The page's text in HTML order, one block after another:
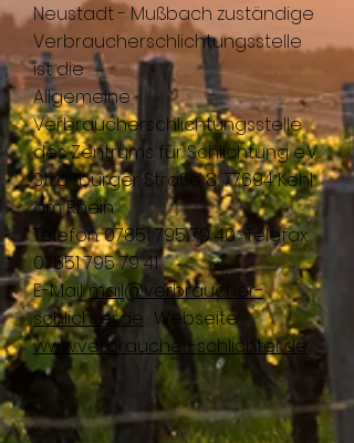
Neustadt - Mußbach zuständige
Verbraucherschlichtungsstelle
ist die
Allgemeine
Verbraucherschlichtungsstelle
des Zentrums für Schlichtung e.V.
​Straßburger Straße 8, 77694 Kehl
am Rhein
Telefon:07851 795 79 40· Telefax:
07851 795 79 41
E-Mail:mail@verbraucher-
schlichter.de · Webseite:
www.verbraucher-schlichter.de